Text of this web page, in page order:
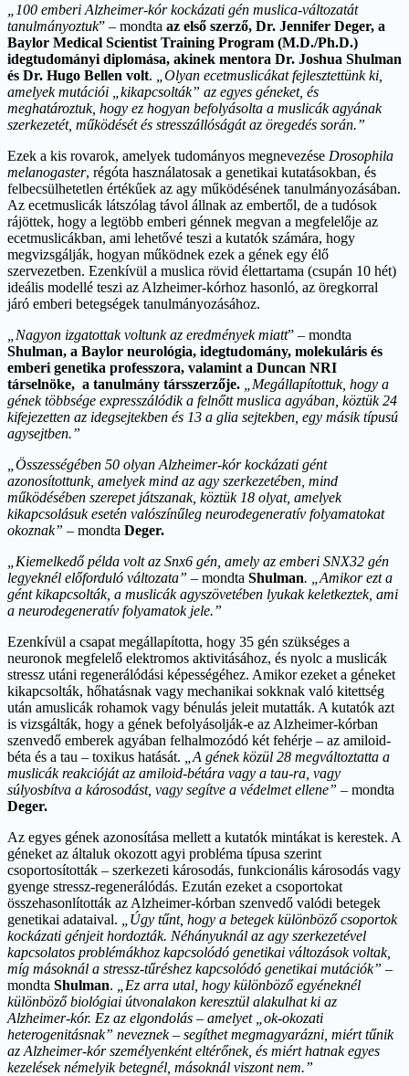
„100 emberi Alzheimer-kór kockázati gén muslica-változatát
tanulmányoztuk” – mondta az első szerző, Dr. Jennifer Deger, a
Baylor Medical Scientist Training Program (M.D./Ph.D.)
idegtudományi diplomása, akinek mentora Dr. Joshua Shulman
és Dr. Hugo Bellen volt.
„Olyan ecetmuslicákat fejlesztettünk ki,
amelyek mutációi „kikapcsolták” az egyes géneket, és
meghatároztuk, hogy ez hogyan befolyásolta a muslicák agyának
szerkezetét, működését és stresszállóságát az öregedés során.”
Ezek a kis rovarok, amelyek tudományos megnevezése Drosophila
melanogaster, régóta használatosak a genetikai kutatásokban, és
felbecsülhetetlen értékűek az agy működésének tanulmányozásában.
Az ecetmuslicák látszólag távol állnak az embertől, de a tudósok
rájöttek, hogy a legtöbb emberi génnek megvan a megfelelője az
ecetmuslicákban, ami lehetővé teszi a kutatók számára, hogy
megvizsgálják, hogyan működnek ezek a gének egy élő
szervezetben. Ezenkívül a muslica rövid élettartama (csupán 10 hét)
ideális modellé teszi az Alzheimer-kórhoz hasonló, az öregkorral
járó emberi betegségek tanulmányozásához.
„Nagyon izgatottak voltunk az eredmények miatt” – mondta
Shulman, a Baylor neurológia, idegtudomány, molekuláris és
emberi genetika professzora, valamint a Duncan NRI
társelnöke, a tanulmány társszerzője.
„Megállapítottuk, hogy a
gének többsége expresszálódik a felnőtt muslica agyában, köztük 24
kifejezetten az idegsejtekben és 13 a glia sejtekben, egy másik típusú
agysejtben.”
„Összességében 50 olyan Alzheimer-kór kockázati gént
azonosítottunk, amelyek mind az agy szerkezetében, mind
működésében szerepet játszanak, köztük 18 olyat, amelyek
kikapcsolásuk esetén valószínűleg neurodegeneratív folyamatokat
okoznak” – mondta Deger.
„Kiemelkedő példa volt az Snx6 gén, amely az emberi SNX32 gén
legyeknél előforduló változata” – mondta Shulman. „Amikor ezt a
gént kikapcsolták, a muslicák agyszövetében lyukak keletkeztek, ami
a neurodegeneratív folyamatok jele.”
Ezenkívül a csapat megállapította, hogy 35 gén szükséges a
neuronok megfelelő elektromos aktivitásához, és nyolc a muslicák
stressz utáni regenerálódási képességéhez. Amikor ezeket a géneket
kikapcsolták, hőhatásnak vagy mechanikai sokknak való kitettség
után amuslicák rohamok vagy bénulás jeleit mutatták. A kutatók azt
is vizsgálták, hogy a gének befolyásolják-e az Alzheimer-kórban
szenvedő emberek agyában felhalmozódó két fehérje – az amiloid-
béta és a tau – toxikus hatását.
„A gének közül 28 megváltoztatta a
muslicák reakcióját az amiloid-bétára vagy a tau-ra, vagy
súlyosbítva a károsodást, vagy segítve a védelmet ellene” – mondta
Deger.
Az egyes gének azonosítása mellett a kutatók mintákat is kerestek. A
géneket az általuk okozott agyi probléma típusa szerint
csoportosították – szerkezeti károsodás, funkcionális károsodás vagy
gyenge stressz-regenerálódás. Ezután ezeket a csoportokat
összehasonlították az Alzheimer-kórban szenvedő valódi betegek
genetikai adataival.
„Úgy tűnt, hogy a betegek különböző csoportok
kockázati génjeit hordozták. Néhányuknál az agy szerkezetével
kapcsolatos problémákhoz kapcsolódó genetikai változások voltak,
míg másoknál a stressz-tűréshez kapcsolódó genetikai mutációk” –
mondta Shulman.
„Ez arra utal, hogy különböző egyéneknél
különböző biológiai útvonalakon keresztül alakulhat ki az
Alzheimer-kór. Ez az elgondolás – amelyet „ok-okozati
heterogenitásnak” neveznek – segíthet megmagyarázni, miért tűnik
az Alzheimer-kór személyenként eltérőnek, és miért hatnak egyes
kezelések némelyik betegnél, másoknál viszont nem.”